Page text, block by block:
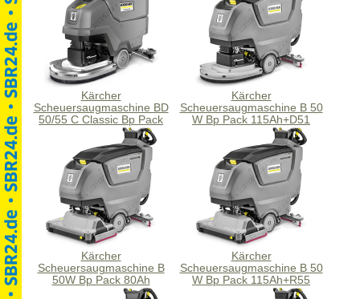
Kärcher
Scheuersaugmaschine BD
50/55 C Classic Bp Pack
Kärcher
Scheuersaugmaschine B 50
W Bp Pack 115Ah+D51
Kärcher
Scheuersaugmaschine B
50W Bp Pack 80Ah
Li+R55+FC+Do+Ri+AF
Kärcher
Scheuersaugmaschine B 50
W Bp Pack 115Ah+R55